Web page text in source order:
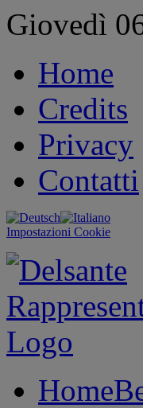
Giovedì
Home
Credits
Privacy
Contatti
Impostazioni Cookie
Home